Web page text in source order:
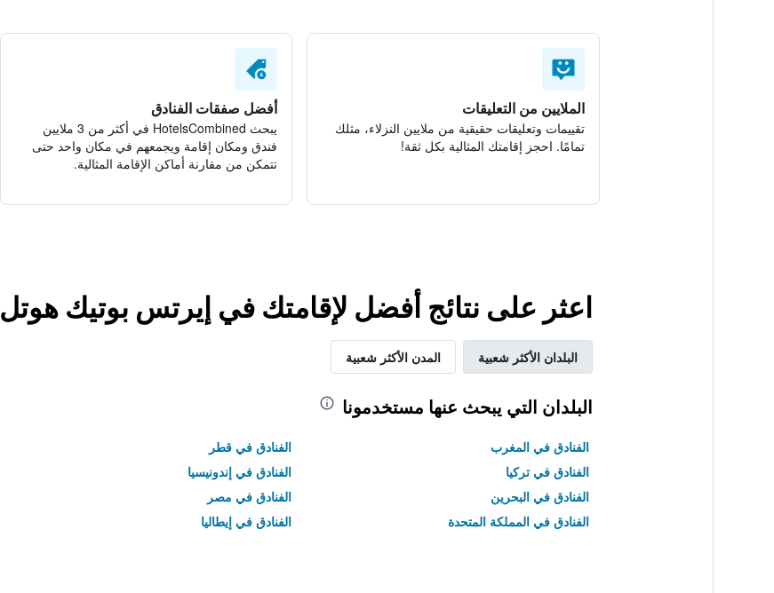
الملايين من التعليقات
تقييمات وتعليقات حقيقية من ملايين النزلاء، مثلك
تمامًا. احجز إقامتك المثالية بكل ثقة!
أفضل صفقات الفنادق
يبحث HotelsCombined في أكثر من 3 ملايين
فندق ومكان إقامة ويجمعهم في مكان واحد حتى
تتمكن من مقارنة أماكن الإقامة المثالية.
اعثر على نتائج أفضل لإقامتك في إيرتس بوتيك هوتل
البلدان الأكثر شعبية المدن الأكثر شعبية
البلدان التي يبحث عنها مستخدمونا
الفنادق في المغرب الفنادق في قطر
الفنادق في تركيا
الفنادق في إندونيسيا
الفنادق في البحرين
الفنادق في مصر
الفنادق في المملكة المتحدة
الفنادق في إيطاليا